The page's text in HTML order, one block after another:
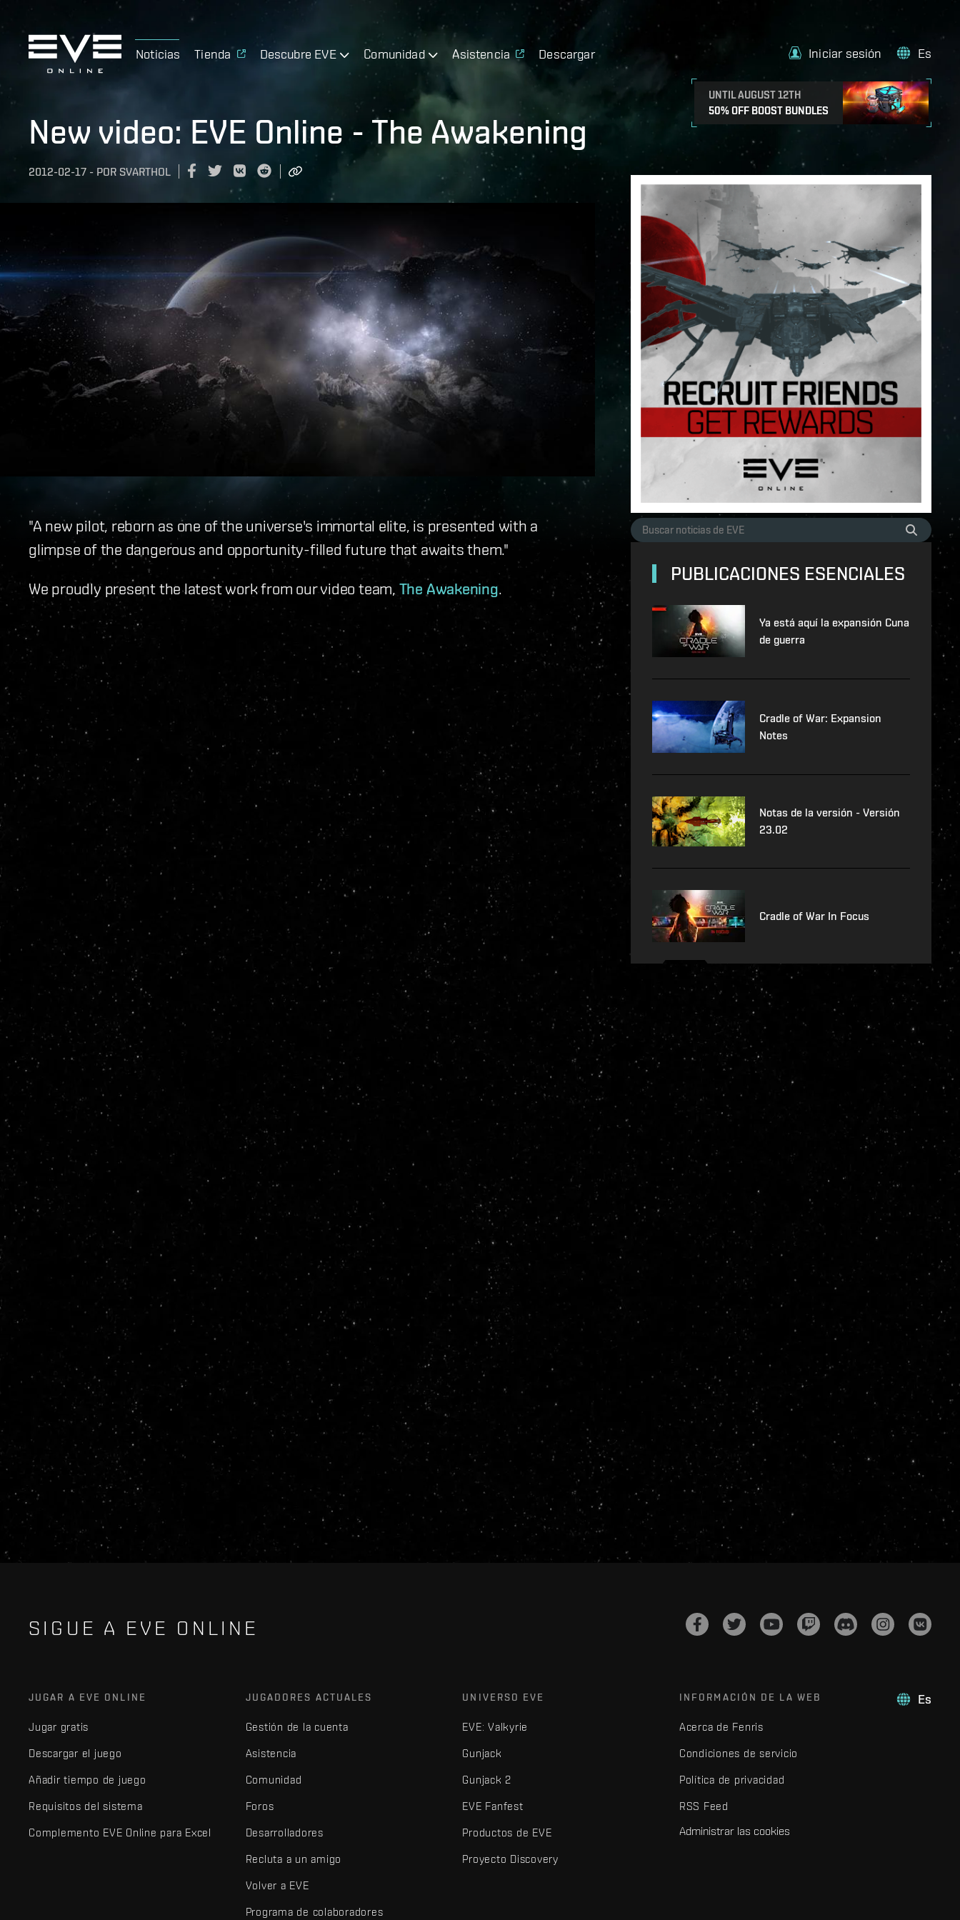
Noticias Tienda Descubre EVE Comunidad Asistencia Descargar
UNTIL AUGUST 12TH
50% OFF BOOST BUNDLES
Iniciar sesión Es
New video: EVE Online - The Awakening
2012-02-17 - POR SVARTHOL
"A new pilot, reborn as one of the universe's immortal elite, is presented with a
glimpse of the dangerous and opportunity-filled future that awaits them."
We proudly present the latest work from our video team, The Awakening.
PUBLICACIONES ESENCIALES
Ya está aquí la expansión Cuna
de guerra
Cradle of War: Expansion
Notes
Notas de la versión - Versión
23.02
Cradle of War In Focus
SIGUE A EVE ONLINE
Es
JUGAR A EVE ONLINE
Jugar gratis
Descargar el juego
Añadir tiempo de juego
Requisitos del sistema
Complemento EVE Online para Excel
JUGADORES ACTUALES
Gestión de la cuenta
Asistencia
Comunidad
Foros
Desarrolladores
Recluta a un amigo
Volver a EVE
Programa de colaboradores
UNIVERSO EVE
EVE: Valkyrie
Gunjack
Gunjack 2
EVE Fanfest
Productos de EVE
Proyecto Discovery
INFORMACIÓN DE LA WEB
Acerca de Fenris
Condiciones de servicio
Política de privacidad
RSS Feed
Administrar las cookies